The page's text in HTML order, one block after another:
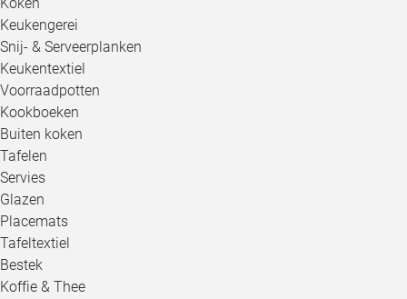
Keukengerei
Snij- & Serveerplanken
Keukentextiel
Voorraadpotten
Kookboeken
Buiten koken
Tafelen
Servies
Glazen
Placemats
Tafeltextiel
Bestek
Koffie & Thee